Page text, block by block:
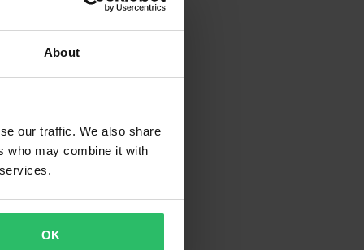
About
our traffic. We also share
who may combine it with
OK